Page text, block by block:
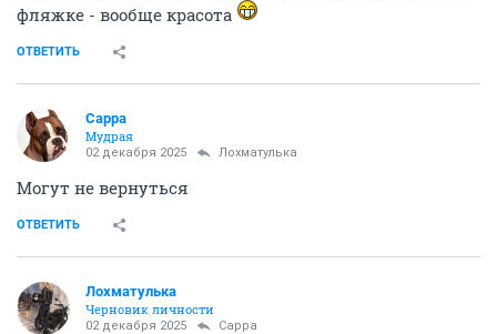
фляжке - вообще красота
ОТВЕТИТЬ
Сарра
Мудрая
02 декабря 2025 Лохматулька
Могут не вернуться
ОТВЕТИТЬ
Лохматулька
Черновик личности
02 декабря 2025 Сарра